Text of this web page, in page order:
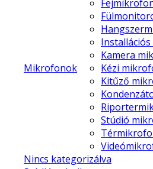
Mikrofonok
Kamera
Kézi
Kitűző
Stúdió
Nincs kategorizálva